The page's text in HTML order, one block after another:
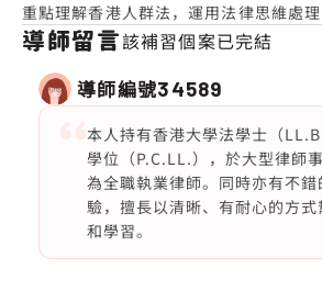
重點理解香港人群法，運用法律思維處
導師留言該補習個案已完結
導師編號34589
本人持有香港大學法學士（
學位（P.C.LL.），於大型律師
為全職執業律師。同時亦有不
驗，擅長以清晰、有耐心的方
和學習。